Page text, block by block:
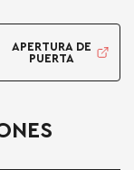
APERTURA DE
PUERTA